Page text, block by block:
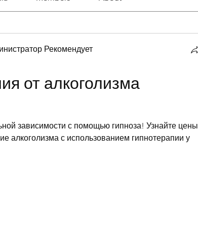
Рекомендует
от алкоголизма
зависимости с помощью гипноза! Узнайте цены
алкоголизма с использованием гипнотерапии у